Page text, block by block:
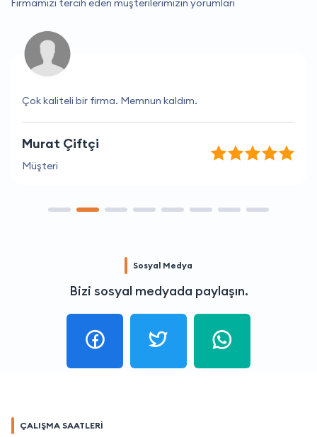
Firmamızı tercih eden müşterilerimizin yorumları
Çok kaliteli bir firma. Memnun kaldım.
Murat Çiftçi
Müşteri
Sosyal Medya
Bizi sosyal medyada paylaşın.
ÇALIŞMA SAATLERİ